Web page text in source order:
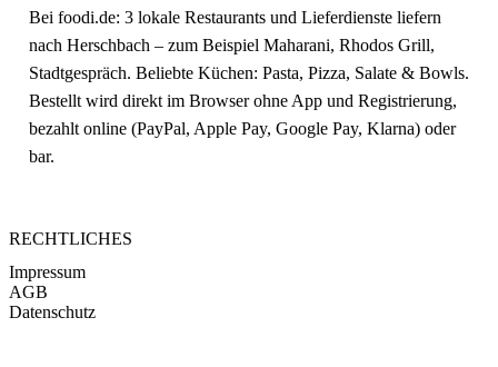
Bei foodi.de: 3 lokale Restaurants und Lieferdienste liefern
nach Herschbach – zum Beispiel Maharani, Rhodos Grill,
Stadtgespräch. Beliebte Küchen: Pasta, Pizza, Salate & Bowls.
Bestellt wird direkt im Browser ohne App und Registrierung,
bezahlt online (PayPal, Apple Pay, Google Pay, Klarna) oder
bar.
RECHTLICHES
Impressum
AGB
Datenschutz